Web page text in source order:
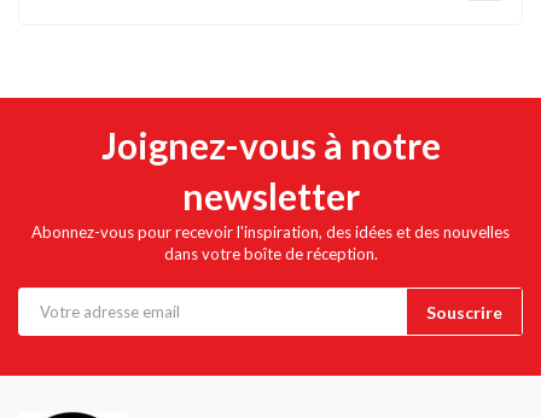
Joignez-vous à notre
newsletter
Abonnez-vous pour recevoir l'inspiration, des idées et des nouvelles
dans votre boîte de réception.